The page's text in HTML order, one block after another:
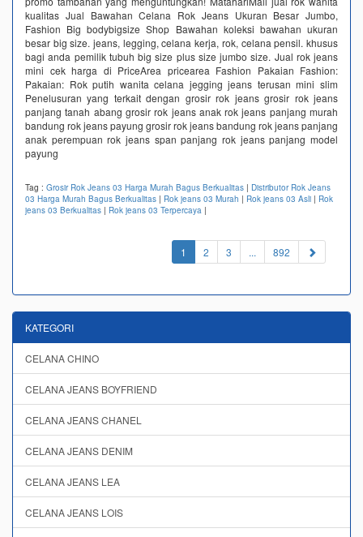
kualitas Jual Bawahan Celana Rok Jeans Ukuran Besar Jumbo,
Fashion Big bodybigsize Shop Bawahan koleksi bawahan ukuran
besar big size. jeans, legging, celana kerja, rok, celana pensil. khusus
bagi anda pemilik tubuh big size plus size jumbo size. Jual rok jeans
mini cek harga di PriceArea pricearea Fashion Pakaian Fashion:
Pakaian: Rok putih wanita celana jegging jeans terusan mini slim
Penelusuran yang terkait dengan grosir rok jeans grosir rok jeans
panjang tanah abang grosir rok jeans anak rok jeans panjang murah
bandung rok jeans payung grosir rok jeans bandung rok jeans panjang
anak perempuan rok jeans span panjang rok jeans panjang model
payung
Tag : Grosir Rok Jeans 03 Harga Murah Bagus Berkualitas | Distributor Rok Jeans
03 Harga Murah Bagus Berkualitas | Rok jeans 03 Murah | Rok jeans 03 Asli | Rok
jeans 03 Berkualitas | Rok jeans 03 Terpercaya |
1 (current)
2 3 ... 892
KATEGORI
CELANA CHINO
CELANA JEANS BOYFRIEND
CELANA JEANS CHANEL
CELANA JEANS DENIM
CELANA JEANS LEA
CELANA JEANS LOIS